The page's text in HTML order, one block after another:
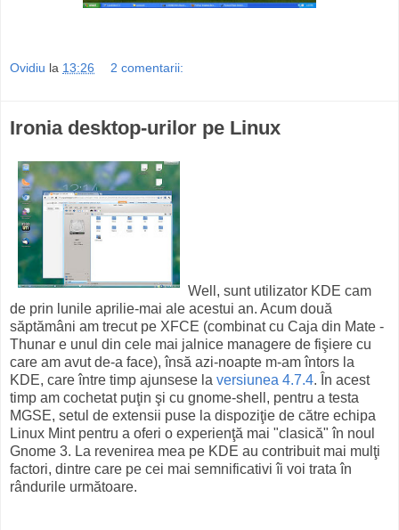
Ovidiu la 13:26 2 comentarii:
Ironia desktop-urilor pe Linux
Well, sunt utilizator KDE cam
de prin lunile aprilie-mai ale acestui an. Acum două
săptămâni am trecut pe XFCE (combinat cu Caja din Mate -
Thunar e unul din cele mai jalnice managere de fişiere cu
care am avut de-a face), însă azi-noapte m-am întors la
KDE, care între timp ajunsese la versiunea 4.7.4. În acest
timp am cochetat puţin şi cu gnome-shell, pentru a testa
MGSE, setul de extensii puse la dispoziţie de către echipa
Linux Mint pentru a oferi o experienţă mai "clasică" în noul
Gnome 3. La revenirea mea pe KDE au contribuit mai mulţi
factori, dintre care pe cei mai semnificativi îi voi trata în
rândurile următoare.